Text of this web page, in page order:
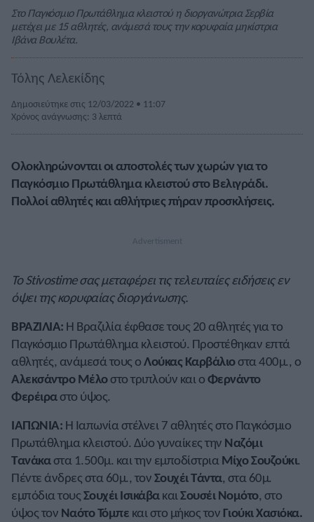
Στο Παγκόσμιο Πρωτάθλημα κλειστού η διοργανώτρια Σερβία
μετέχει με 15 αθλητές, ανάμεσά τους την κορυφαία μηκίστρια
Ιβάνα Βουλέτα.
Τόλης Λελεκίδης
Δημοσιεύτηκε στις 12/03/2022 • 11:07
Χρόνος ανάγνωσης: 3 λεπτά
Ολοκληρώνονται οι αποστολές των χωρών για το
Παγκόσμιο Πρωτάθλημα κλειστού στο Βελιγράδι.
Πολλοί αθλητές και αθλήτριες πήραν προσκλήσεις.
Το Stivostime σας μεταφέρει τις τελευταίες ειδήσεις εν
όψει της κορυφαίας διοργάνωσης.
ΒΡΑΖΙΛΙΑ: Η Βραζιλία έφθασε τους 20 αθλητές για το
Παγκόσμιο Πρωτάθλημα κλειστού. Προστέθηκαν επτά
αθλητές, ανάμεσά τους οΛούκας Καρβάλιοστα 400μ., ο
Αλεκσάντρο Μέλοστο τριπλούν και οΦερνάντο
Φερέιραστο ύψος.
ΙΑΠΩΝΙΑ: Η Ιαπωνία στέλνει 7 αθλητές στο Παγκόσμιο
Πρωτάθλημα κλειστού. Δύο γυναίκες την Ναζόμι
Τανάκαστα 1.500μ. και την εμποδίστριαΜίχο Σουζούκι.
Πέντε άνδρες στα 60μ., τονΣουχέι Τάντα, στα 60μ.
εμπόδια τουςΣουχέι ΙσικάβακαιΣουσέι Νομότο, στο
ύψος τον Ναότο Τόμπε και στο μήκος τον Γιούκι Χασιόκα.